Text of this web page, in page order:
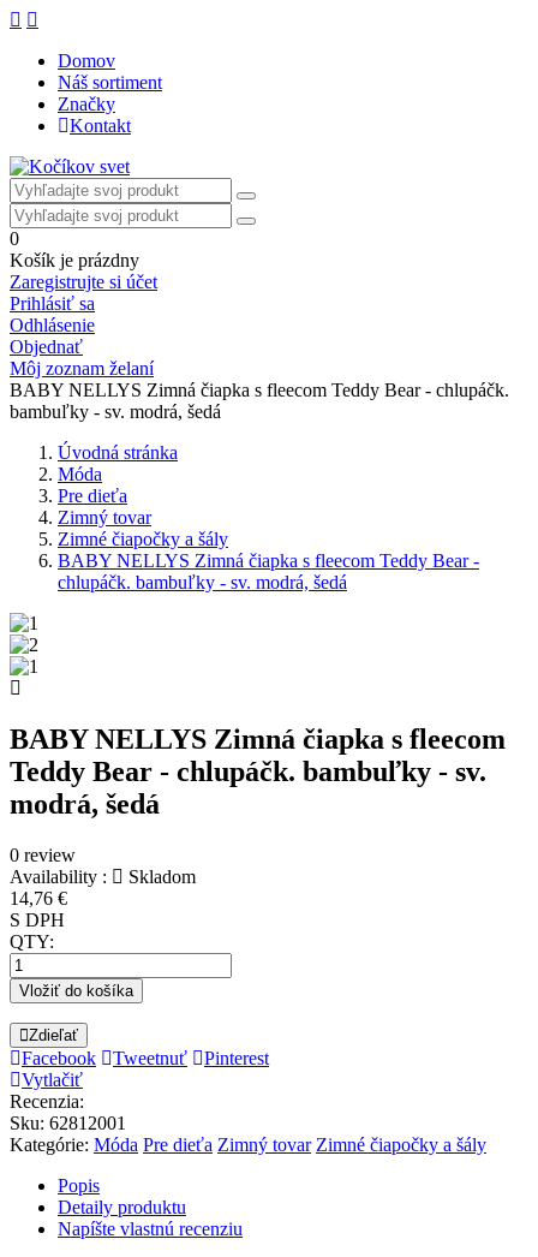
Domov
Náš sortiment
Značky
Kontakt
0
Košík je prázdny
Zaregistrujte si účet
Prihlásiť sa
Odhlásenie
Objednať
Môj zoznam želaní
BABY NELLYS Zimná čiapka s fleecom Teddy Bear - chlupáčk.
bambuľky - sv. modrá, šedá
Úvodná stránka
Móda
Pre dieťa
Zimný tovar
Zimné čiapočky a šály
BABY NELLYS Zimná čiapka s fleecom Teddy Bear -
chlupáčk. bambuľky - sv. modrá, šedá
BABY NELLYS Zimná čiapka s fleecom
Teddy Bear - chlupáčk. bambuľky - sv.
modrá, šedá
0 review
Availability :
Skladom
14,76 €
S DPH
QTY:
Vložiť do košíka
Zdieľať
Facebook Tweetnuť
Pinterest
Vytlačiť
Recenzia:
Sku: 62812001
Kategórie: Móda Pre dieťa Zimný tovar Zimné čiapočky a šály
Popis
Detaily produktu
Napíšte vlastnú recenziu